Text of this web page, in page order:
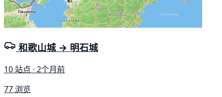
和歌山城 → 明石城
10 站点 · 2个月前
77 浏览